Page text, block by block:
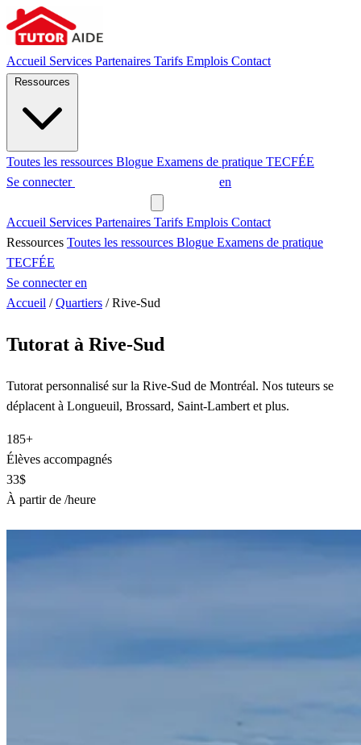
Accueil Services Partenaires Tarifs Emplois Contact
Toutes les ressources Blogue Examens de pratique TECFÉE
Se connecter
en
Accueil Services Partenaires Tarifs Emplois Contact
Ressources Toutes les ressources Blogue Examens de pratique
TECFÉE
Se connecteren
Accueil / Quartiers / Rive-Sud
Tutorat à Rive-Sud
Tutorat personnalisé sur la Rive-Sud de Montréal. Nos tuteurs se
déplacent à Longueuil, Brossard, Saint-Lambert et plus.
185+
Élèves accompagnés
33$
À partir de /heure